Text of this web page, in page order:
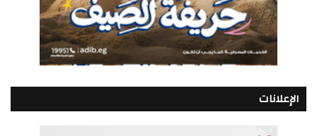
الإعلانات